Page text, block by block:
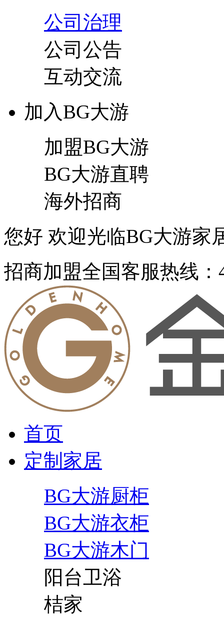
公司治理
公司公告
互动交流
加入BG大游
加盟BG大游
BG大游直聘
海外招商
您好 欢迎光临BG大游家居
招商加盟全国客服热线
首页
定制家居
BG大游厨柜
BG大游衣柜
BG大游木门
阳台卫浴
桔家